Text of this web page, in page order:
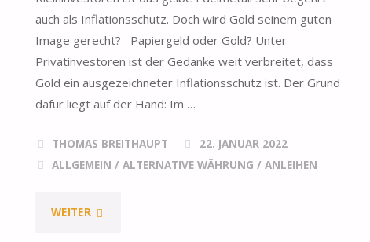
auch als Inflationsschutz. Doch wird Gold seinem guten
Image gerecht? Papiergeld oder Gold? Unter
Privatinvestoren ist der Gedanke weit verbreitet, dass
Gold ein ausgezeichneter Inflationsschutz ist. Der Grund
dafür liegt auf der Hand: Im …
THOMAS BREITHAUPT
22. JANUAR 2022
ALLGEMEIN /ALTERNATIVE WÄHRUNG /ANLEIHEN
WEITER"IST